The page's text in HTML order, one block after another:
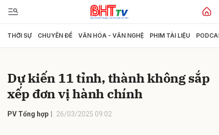
THỜI SỰ CHUYÊN ĐỀ VĂN HÓA - VĂN NGHỆ PHIM TÀI LIỆU
Dự kiến 11 tỉnh, thành không sắp
xếp đơn vị hành chính
PV Tổng hợp 26/03/2025 09:02
Gửi bình luận